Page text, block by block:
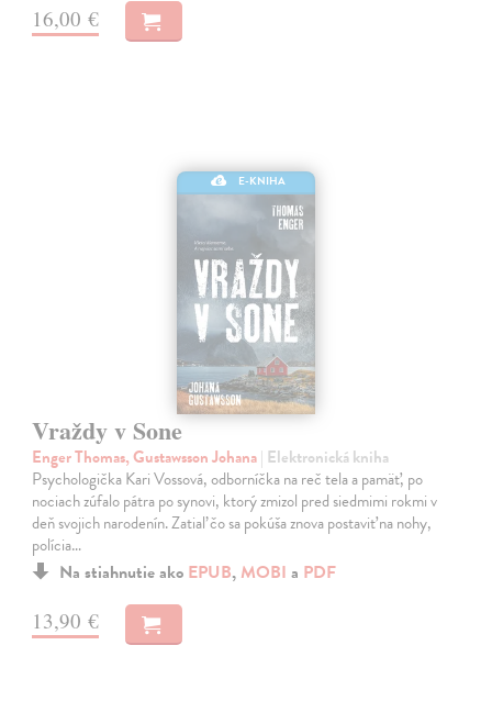
16,00 €
E-KNIHA
Vraždy v Sone
Enger Thomas, Gustawsson Johana| Elektronická kniha
Psychologička Kari Vossová, odborníčka na reč tela a pamäť, po
nociach zúfalo pátra po synovi, ktorý zmizol pred siedmimi rokmi v
deň svojich narodenín. Zatiaľ čo sa pokúša znova postaviť na nohy,
polícia…
Na stiahnutie ako EPUB, MOBI a PDF
13,90 €